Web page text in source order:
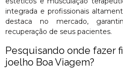
integrada e profissionais
destaca no mercado,
recuperação de seus pacientes.
Pesquisando onde fazer
joelho Boa Viagem?